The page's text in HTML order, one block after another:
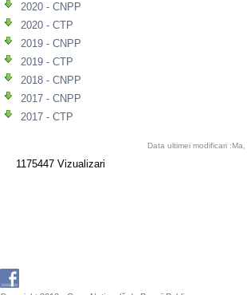
2020 - CNPP
2020 - CTP
2019 - CNPP
2019 - CTP
2018 - CNPP
2017 - CNPP
2017 - CTP
Data ultimei modificari
1175447 Vizualizari